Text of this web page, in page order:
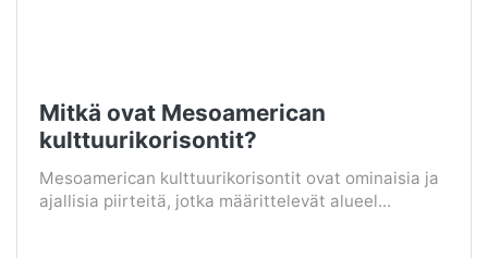
Mitkä ovat Mesoamerican
kulttuurikorisontit?
Mesoamerican kulttuurikorisontit ovat ominaisia ​​ja
ajallisia piirteitä, jotka määrittelevät alueel...